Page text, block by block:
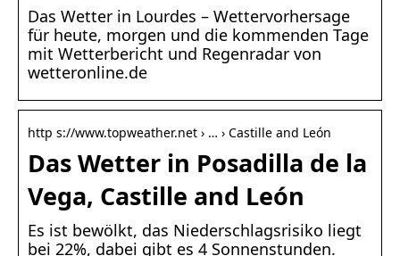
Das Wetter in Lourdes – Wettervorhersage
für heute, morgen und die kommenden Tage
mit Wetterbericht und Regenradar von
wetteronline.de
http s://www.topweather.net › … › Castille and León
Das Wetter in Posadilla de la
Vega, Castille and León
Es ist bewölkt, das Niederschlagsrisiko liegt
bei 22%, dabei gibt es 4 Sonnenstunden.